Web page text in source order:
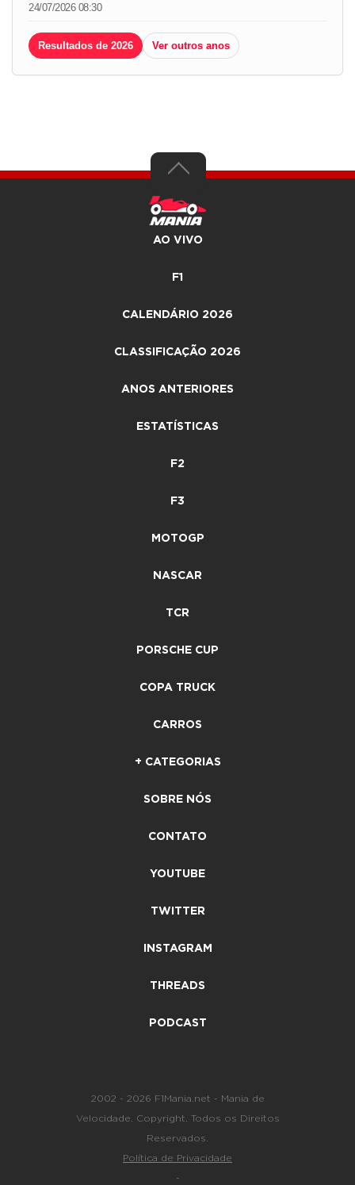
24/07/2026 08:30
Resultados de 2026 Ver outros anos
AO VIVO
F1
CALENDÁRIO 2026
CLASSIFICAÇÃO 2026
ANOS ANTERIORES
ESTATÍSTICAS
F2
F3
MOTOGP
NASCAR
TCR
PORSCHE CUP
COPA TRUCK
CARROS
+ CATEGORIAS
SOBRE NÓS
CONTATO
YOUTUBE
TWITTER
INSTAGRAM
THREADS
PODCAST
2002 - 2026 F1Mania.net - Mania de
Velocidade. Copyright. Todos os Direitos
Reservados.
Política de Privacidade
-